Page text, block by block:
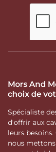
Mors And
choix de
Spécialiste
d'offrir aux
leurs
nous